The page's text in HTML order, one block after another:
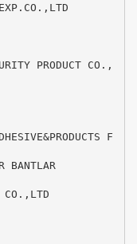
PRODUCT CO.,
F
BANTLAR
CO.,LTD